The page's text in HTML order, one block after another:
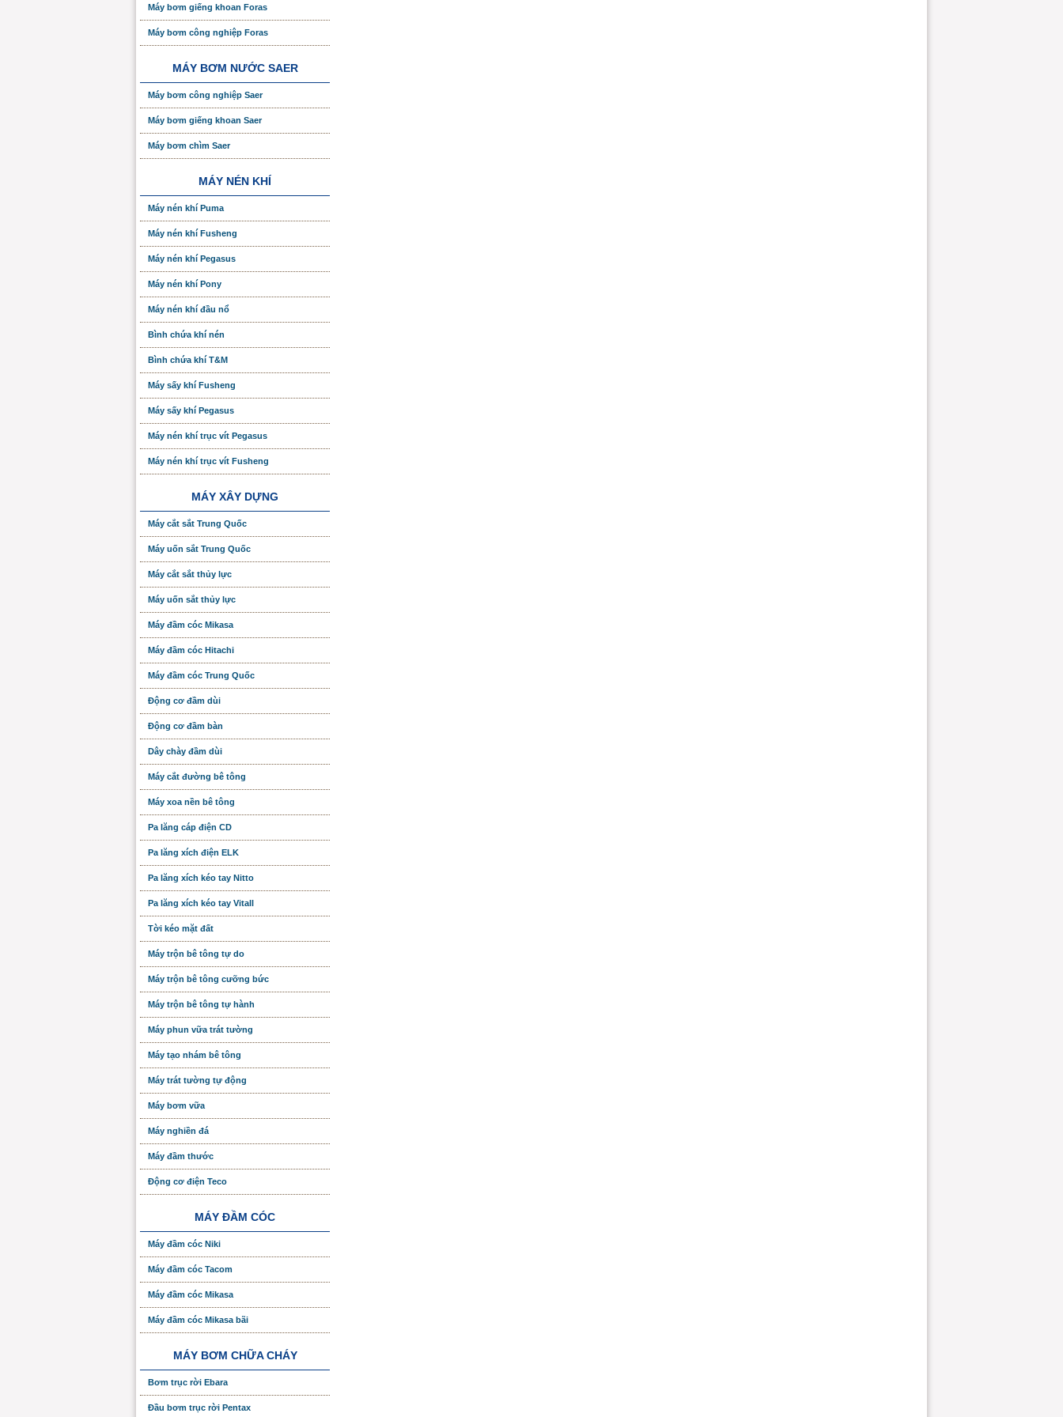
Máy bơm giếng khoan Foras
Máy bơm công nghiệp Foras
MÁY BƠM NƯỚC SAER
Máy bơm công nghiệp Saer
Máy bơm giếng khoan Saer
Máy bơm chìm Saer
MÁY NÉN KHÍ
Máy nén khí Puma
Máy nén khí Fusheng
Máy nén khí Pegasus
Máy nén khí Pony
Máy nén khí đầu nổ
Bình chứa khí nén
Bình chứa khí T&M
Máy sấy khí Fusheng
Máy sấy khí Pegasus
Máy nén khí trục vít Pegasus
Máy nén khí trục vít Fusheng
MÁY XÂY DỰNG
Máy cắt sắt Trung Quốc
Máy uốn sắt Trung Quốc
Máy cắt sắt thủy lực
Máy uốn sắt thủy lực
Máy đầm cóc Mikasa
Máy đầm cóc Hitachi
Máy đầm cóc Trung Quốc
Động cơ đầm dùi
Động cơ đầm bàn
Dây chày đầm dùi
Máy cắt đường bê tông
Máy xoa nền bê tông
Pa lăng cáp điện CD
Pa lăng xích điện ELK
Pa lăng xích kéo tay Nitto
Pa lăng xích kéo tay Vitall
Tời kéo mặt đất
Máy trộn bê tông tự do
Máy trộn bê tông cưỡng bức
Máy trộn bê tông tự hành
Máy phun vữa trát tường
Máy tạo nhám bê tông
Máy trát tường tự động
Máy bơm vữa
Máy nghiền đá
Máy đầm thước
Động cơ điện Teco
MÁY ĐẦM CÓC
Máy đầm cóc Niki
Máy đầm cóc Tacom
Máy đầm cóc Mikasa
Máy đầm cóc Mikasa bãi
MÁY BƠM CHỮA CHÁY
Bơm trục rời Ebara
Đầu bơm trục rời Pentax